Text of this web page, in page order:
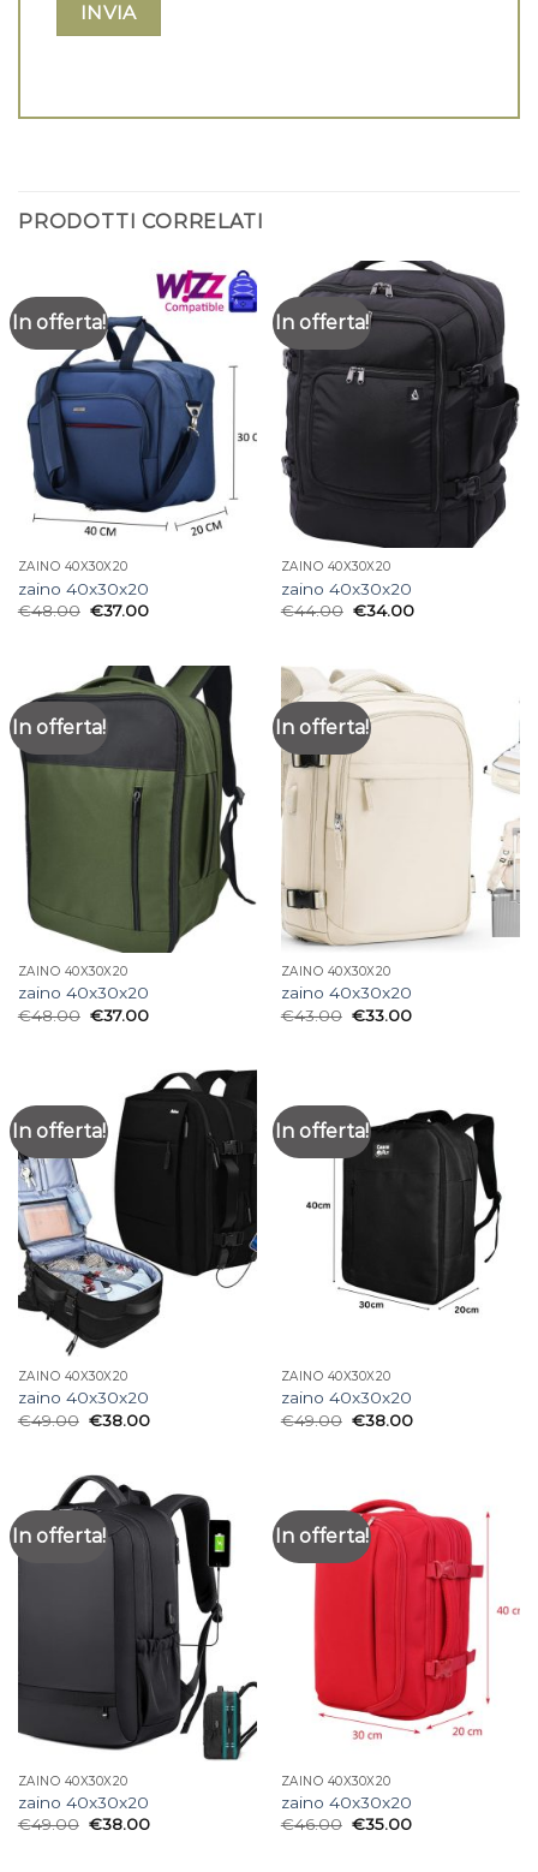
PRODOTTI CORRELATI
In offerta!
ZAINO 40X30X20
zaino 40x30x20
€48.00 €37.00
In offerta!
ZAINO 40X30X20
zaino 40x30x20
€44.00 €34.00
In offerta!
ZAINO 40X30X20
zaino 40x30x20
€48.00 €37.00
In offerta!
ZAINO 40X30X20
zaino 40x30x20
€43.00 €33.00
In offerta!
ZAINO 40X30X20
zaino 40x30x20
€49.00 €38.00
In offerta!
ZAINO 40X30X20
zaino 40x30x20
€49.00 €38.00
In offerta!
ZAINO 40X30X20
zaino 40x30x20
€49.00 €38.00
In offerta!
ZAINO 40X30X20
zaino 40x30x20
€46.00 €35.00